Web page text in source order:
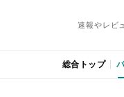
速報やレビ
総合トップ